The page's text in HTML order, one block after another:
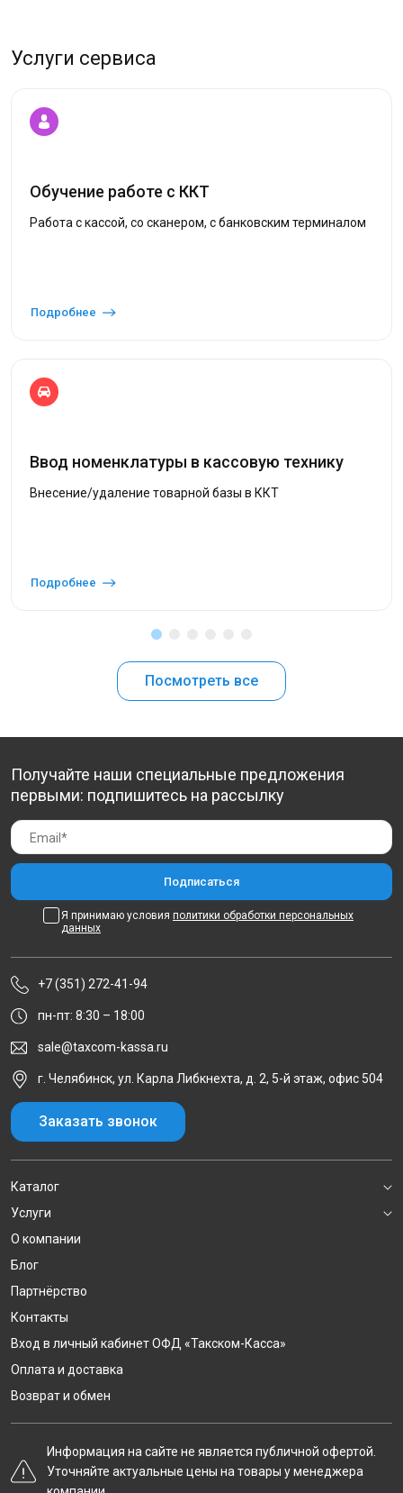
Услуги сервиса
Обучение работе с ККТ
Работа с кассой, со сканером, с банковским терминалом
Подробнее
Ввод номенклатуры в кассовую технику
Внесение/удаление товарной базы в ККТ
Подробнее
Посмотреть все
Получайте наши специальные предложения
первыми: подпишитесь на рассылку
Я принимаю условия политики обработки персональных
данных
+7 (351) 272-41-94
пн-пт: 8:30 – 18:00
sale@taxcom-kassa.ru
г. Челябинск, ул. Карла Либкнехта, д. 2, 5-й этаж, офис 504
Заказать звонок
Каталог
Услуги
О компании
Блог
Партнёрство
Контакты
Вход в личный кабинет ОФД «Такском-Касса»
Оплата и доставка
Возврат и обмен
Информация на сайте не является публичной офертой.
Уточняйте актуальные цены на товары у менеджера